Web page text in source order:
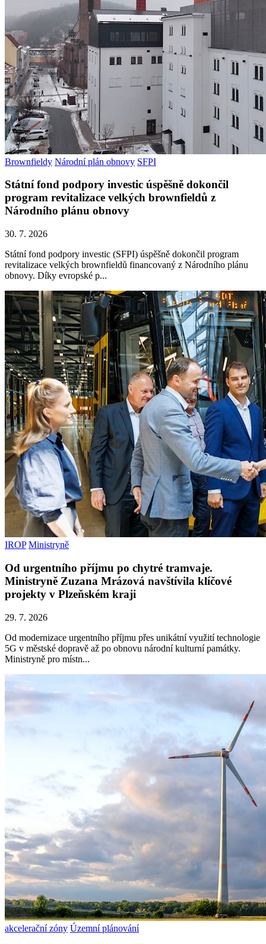
Brownfieldy Národní plán obnovy SFPI
Státní fond podpory investic úspěšně dokončil
program revitalizace velkých brownfieldů z
Národního plánu obnovy
30. 7. 2026
Státní fond podpory investic (SFPI) úspěšně dokončil program
revitalizace velkých brownfieldů financovaný z Národního plánu
obnovy. Díky evropské p...
IROP Ministryně
Od urgentního příjmu po chytré tramvaje.
Ministryně Zuzana Mrázová navštívila klíčové
projekty v Plzeňském kraji
29. 7. 2026
Od modernizace urgentního příjmu přes unikátní využití technologie
5G v městské dopravě až po obnovu národní kulturní památky.
Ministryně pro místn...
akcelerační zóny Územní plánování